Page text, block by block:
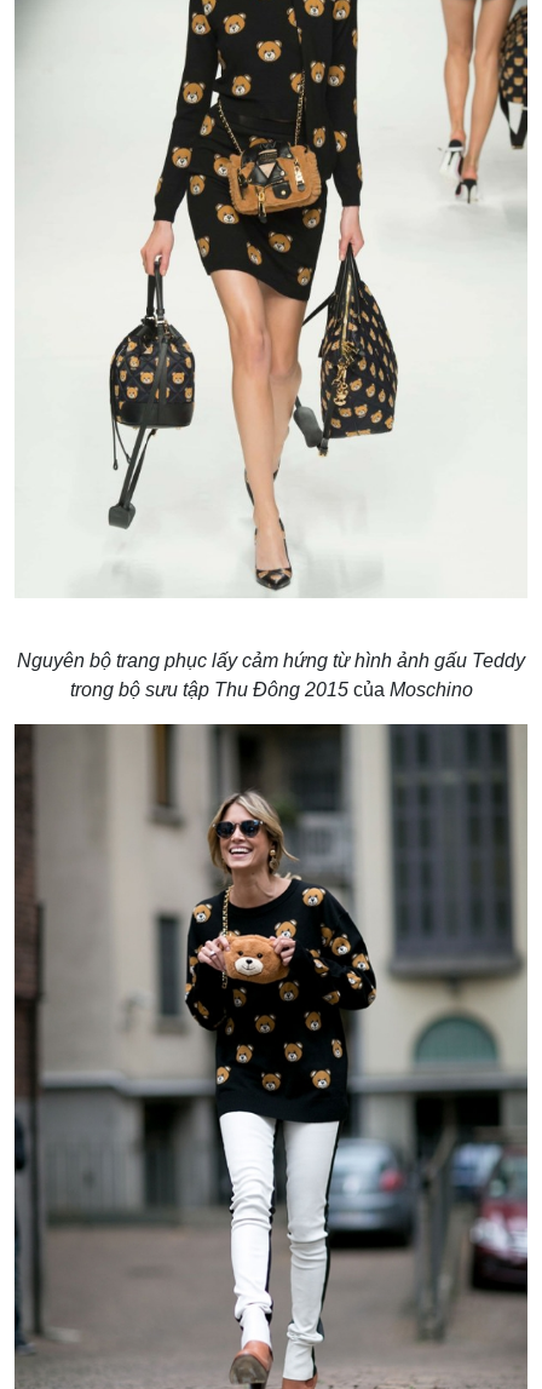
Nguyên bộ trang phục lấy cảm hứng từ hình ảnh gấu Teddy
trong bộ sưu tập Thu Đông 2015của Moschino